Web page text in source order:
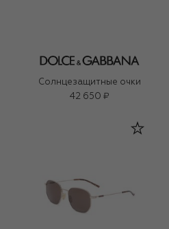
Солнцезащитные очки
42 650 ₽